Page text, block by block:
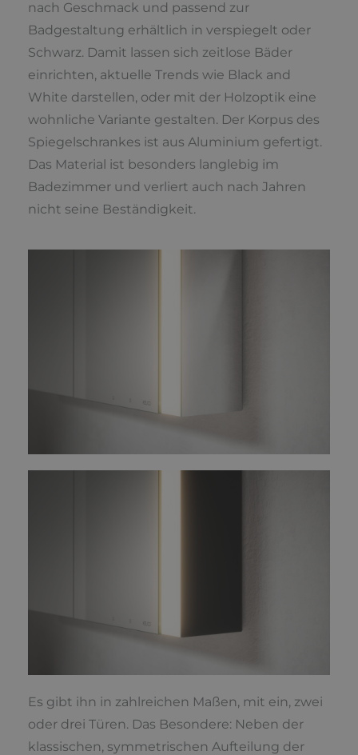
nach Geschmack und passend zur
Badgestaltung erhältlich in verspiegelt oder
Schwarz. Damit lassen sich zeitlose Bäder
einrichten, aktuelle Trends wie Black and
White darstellen, oder mit der Holzoptik eine
wohnliche Variante gestalten. Der Korpus des
Spiegelschrankes ist aus Aluminium gefertigt.
Das Material ist besonders langlebig im
Badezimmer und verliert auch nach Jahren
nicht seine Beständigkeit.
Es gibt ihn in zahlreichen Maßen, mit ein, zwei
oder drei Türen. Das Besondere: Neben der
klassischen, symmetrischen Aufteilung der